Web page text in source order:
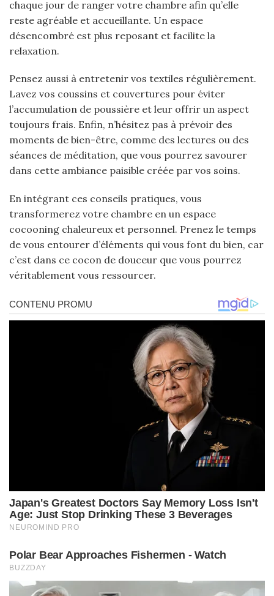
chaque jour de ranger votre chambre afin qu’elle
reste agréable et accueillante. Un espace
désencombré est plus reposant et facilite la
relaxation.
Pensez aussi à entretenir vos textiles régulièrement.
Lavez vos coussins et couvertures pour éviter
l’accumulation de poussière et leur offrir un aspect
toujours frais. Enfin, n’hésitez pas à prévoir des
moments de bien-être, comme des lectures ou des
séances de méditation, que vous pourrez savourer
dans cette ambiance paisible créée par vos soins.
En intégrant ces conseils pratiques, vous
transformerez votre chambre en un espace
cocooning chaleureux et personnel. Prenez le temps
de vous entourer d’éléments qui vous font du bien, car
c’est dans ce cocon de douceur que vous pourrez
véritablement vous ressourcer.